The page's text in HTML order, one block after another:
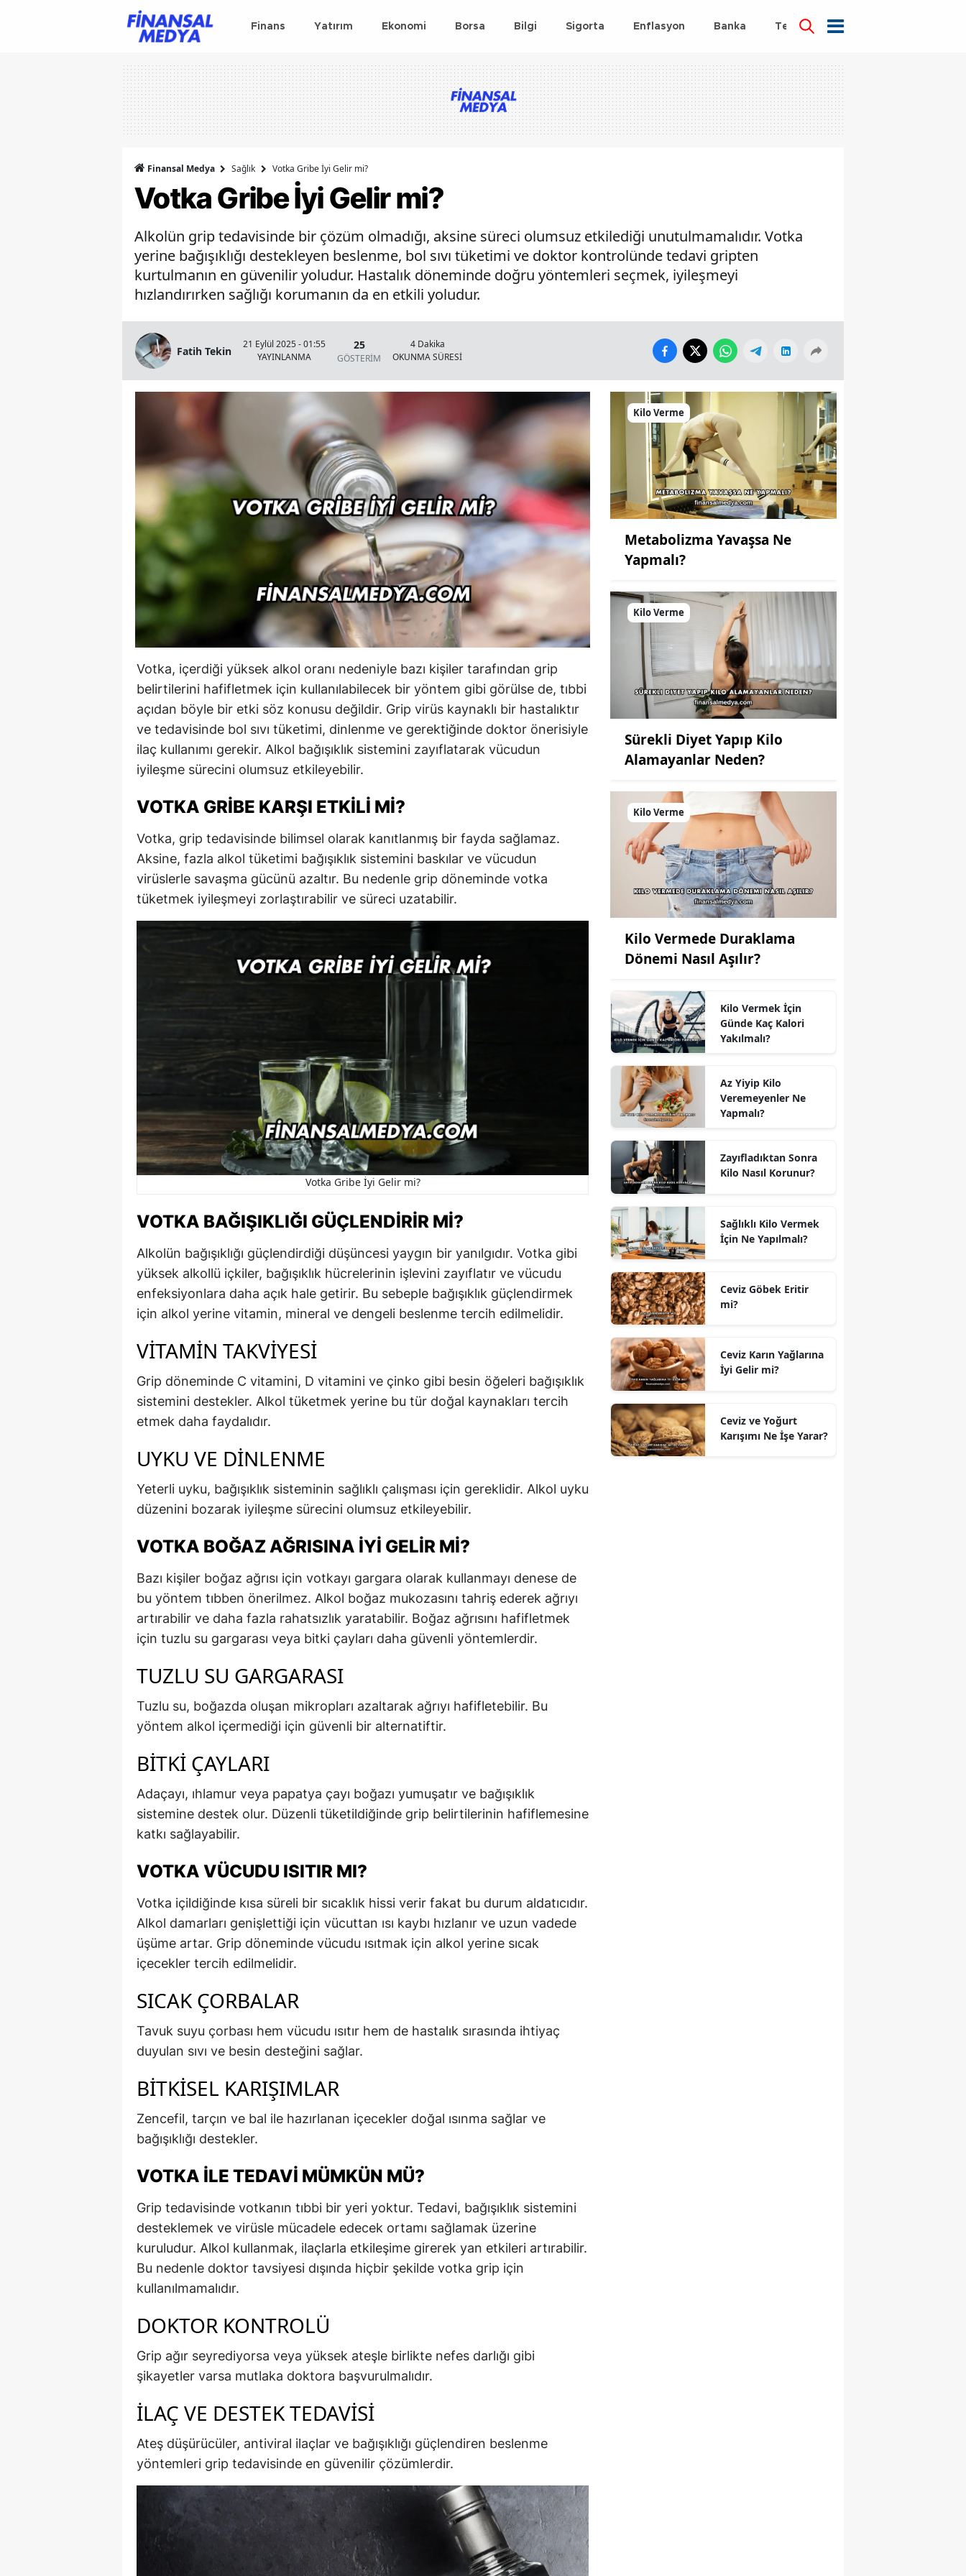
Finans Yatırım Ekonomi Borsa Bilgi Sigorta Enflasyon Banka Teknoloji
Finansal Medya Sağlık Votka Gribe İyi Gelir mi?
Votka Gribe İyi Gelir mi?
Alkolün grip tedavisinde bir çözüm olmadığı, aksine süreci olumsuz etkilediği unutulmamalıdır. Votka
yerine bağışıklığı destekleyen beslenme, bol sıvı tüketimi ve doktor kontrolünde tedavi gripten
kurtulmanın en güvenilir yoludur. Hastalık döneminde doğru yöntemleri seçmek, iyileşmeyi
hızlandırırken sağlığı korumanın da en etkili yoludur.
Fatih Tekin
21 Eylül 2025 - 01:55
YAYINLANMA
25
GÖSTERİM
4 Dakika
OKUNMA SÜRESİ
Votka, içerdiği yüksek alkol oranı nedeniyle bazı kişiler tarafından grip
belirtilerini hafifletmek için kullanılabilecek bir yöntem gibi görülse de, tıbbi
açıdan böyle bir etki söz konusu değildir. Grip virüs kaynaklı bir hastalıktır
ve tedavisinde bol sıvı tüketimi, dinlenme ve gerektiğinde doktor önerisiyle
ilaç kullanımı gerekir. Alkol bağışıklık sistemini zayıflatarak vücudun
iyileşme sürecini olumsuz etkileyebilir.
VOTKA GRIBE KARŞI ETKILI MI?
Votka, grip tedavisinde bilimsel olarak kanıtlanmış bir fayda sağlamaz.
Aksine, fazla alkol tüketimi bağışıklık sistemini baskılar ve vücudun
virüslerle savaşma gücünü azaltır. Bu nedenle grip döneminde votka
tüketmek iyileşmeyi zorlaştırabilir ve süreci uzatabilir.
Votka Gribe İyi Gelir mi?
VOTKA BAĞIŞIKLIĞI GÜÇLENDIRIR MI?
Alkolün bağışıklığı güçlendirdiği düşüncesi yaygın bir yanılgıdır. Votka gibi
yüksek alkollü içkiler, bağışıklık hücrelerinin işlevini zayıflatır ve vücudu
enfeksiyonlara daha açık hale getirir. Bu sebeple bağışıklık güçlendirmek
için alkol yerine vitamin, mineral ve dengeli beslenme tercih edilmelidir.
VITAMIN TAKVIYESI
Grip döneminde C vitamini, D vitamini ve çinko gibi besin öğeleri bağışıklık
sistemini destekler. Alkol tüketmek yerine bu tür doğal kaynakları tercih
etmek daha faydalıdır.
UYKU VE DINLENME
Yeterli uyku, bağışıklık sisteminin sağlıklı çalışması için gereklidir. Alkol uyku
düzenini bozarak iyileşme sürecini olumsuz etkileyebilir.
VOTKA BOĞAZ AĞRISINA İYI GELIR MI?
Bazı kişiler boğaz ağrısı için votkayı gargara olarak kullanmayı denese de
bu yöntem tıbben önerilmez. Alkol boğaz mukozasını tahriş ederek ağrıyı
artırabilir ve daha fazla rahatsızlık yaratabilir. Boğaz ağrısını hafifletmek
için tuzlu su gargarası veya bitki çayları daha güvenli yöntemlerdir.
TUZLU SU GARGARASI
Tuzlu su, boğazda oluşan mikropları azaltarak ağrıyı hafifletebilir. Bu
yöntem alkol içermediği için güvenli bir alternatiftir.
BITKI ÇAYLARI
Adaçayı, ıhlamur veya papatya çayı boğazı yumuşatır ve bağışıklık
sistemine destek olur. Düzenli tüketildiğinde grip belirtilerinin hafiflemesine
katkı sağlayabilir.
VOTKA VÜCUDU ISITIR MI?
Votka içildiğinde kısa süreli bir sıcaklık hissi verir fakat bu durum aldatıcıdır.
Alkol damarları genişlettiği için vücuttan ısı kaybı hızlanır ve uzun vadede
üşüme artar. Grip döneminde vücudu ısıtmak için alkol yerine sıcak
içecekler tercih edilmelidir.
SICAK ÇORBALAR
Tavuk suyu çorbası hem vücudu ısıtır hem de hastalık sırasında ihtiyaç
duyulan sıvı ve besin desteğini sağlar.
BITKISEL KARIŞIMLAR
Zencefil, tarçın ve bal ile hazırlanan içecekler doğal ısınma sağlar ve
bağışıklığı destekler.
VOTKA İLE TEDAVI MÜMKÜN MÜ?
Grip tedavisinde votkanın tıbbi bir yeri yoktur. Tedavi, bağışıklık sistemini
desteklemek ve virüsle mücadele edecek ortamı sağlamak üzerine
kuruludur. Alkol kullanmak, ilaçlarla etkileşime girerek yan etkileri artırabilir.
Bu nedenle doktor tavsiyesi dışında hiçbir şekilde votka grip için
kullanılmamalıdır.
DOKTOR KONTROLÜ
Grip ağır seyrediyorsa veya yüksek ateşle birlikte nefes darlığı gibi
şikayetler varsa mutlaka doktora başvurulmalıdır.
İLAÇ VE DESTEK TEDAVISI
Ateş düşürücüler, antiviral ilaçlar ve bağışıklığı güçlendiren beslenme
yöntemleri grip tedavisinde en güvenilir çözümlerdir.
Kilo Verme
Metabolizma Yavaşsa Ne
Yapmalı?
Kilo Verme
Sürekli Diyet Yapıp Kilo
Alamayanlar Neden?
Kilo Verme
Kilo Vermede Duraklama
Dönemi Nasıl Aşılır?
Kilo Vermek İçin
Günde Kaç Kalori
Yakılmalı?
Az Yiyip Kilo
Veremeyenler Ne
Yapmalı?
Zayıfladıktan Sonra
Kilo Nasıl Korunur?
Sağlıklı Kilo Vermek
İçin Ne Yapılmalı?
Ceviz Göbek Eritir
mi?
Ceviz Karın Yağlarına
İyi Gelir mi?
Ceviz ve Yoğurt
Karışımı Ne İşe Yarar?